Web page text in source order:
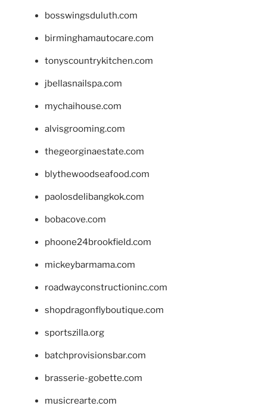
bosswingsduluth.com
birminghamautocare.com
tonyscountrykitchen.com
jbellasnailspa.com
mychaihouse.com
alvisgrooming.com
thegeorginaestate.com
blythewoodseafood.com
paolosdelibangkok.com
bobacove.com
phoone24brookfield.com
mickeybarmama.com
roadwayconstructioninc.com
shopdragonflyboutique.com
sportszilla.org
batchprovisionsbar.com
brasserie-gobette.com
musicrearte.com